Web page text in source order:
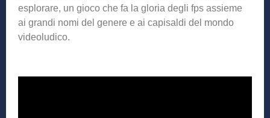
esplorare, un gioco che fa la gloria degli fps assieme
ai grandi nomi del genere e ai capisaldi del mondo
videoludico.